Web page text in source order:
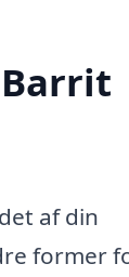
af din
former